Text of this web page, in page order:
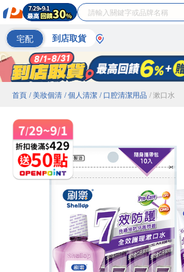
宅配 到店取貨
首頁 / 美妝個清 / 個人清潔 / 口腔清潔用品 / 漱口水